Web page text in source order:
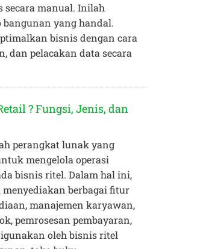
secara manual. Inilah
yang handal.
bisnis dengan cara
dan pelacakan data secara
? Fungsi, Jenis, dan
perangkat lunak yang
mengelola operasi
bisnis ritel. Dalam hal ini,
berbagai fitur
manajemen karyawan,
pemrosesan pembayaran,
oleh bisnis ritel